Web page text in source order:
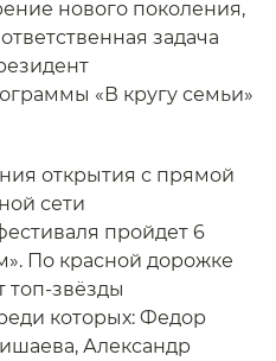
нового поколения,
задача
«В кругу семьи»
открытия с прямой
сети
пройдет 6
По красной дорожке
топ-звёзды
которых: Федор
Александр